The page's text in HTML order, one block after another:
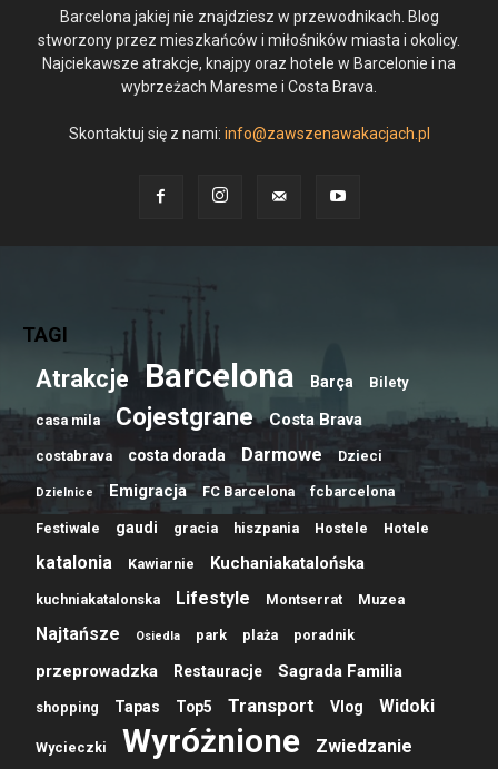
Barcelona jakiej nie znajdziesz w przewodnikach. Blog
stworzony przez mieszkańców i miłośników miasta i okolicy.
Najciekawsze atrakcje, knajpy oraz hotele w Barcelonie i na
wybrzeżach Maresme i Costa Brava.
Skontaktuj się z nami: info@zawszenawakacjach.pl
TAGI
Atrakcje Barcelona Barça Bilety
casa mila Cojestgrane Costa Brava
costabrava costa dorada Darmowe Dzieci
Dzielnice Emigracja FC Barcelona fcbarcelona
Festiwale gaudi gracia hiszpania Hostele Hotele
katalonia Kawiarnie Kuchaniakatalońska
kuchniakatalonska Lifestyle Montserrat Muzea
Najtańsze Osiedla park plaża poradnik
przeprowadzka Restauracje Sagrada Familia
shopping Tapas Top5 Transport Vlog Widoki
Wycieczki Wyróżnione Zwiedzanie